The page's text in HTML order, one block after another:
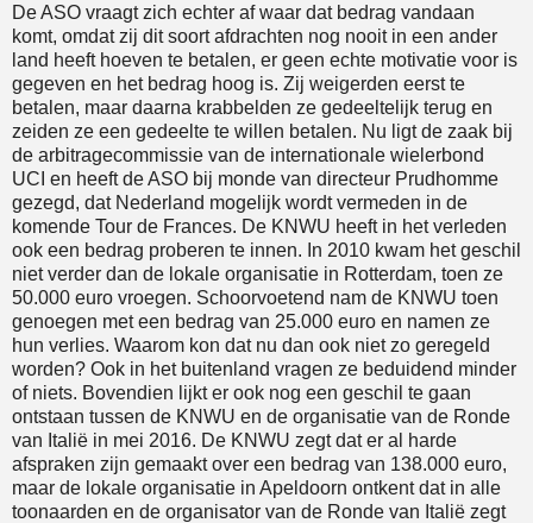
De ASO vraagt zich echter af waar dat bedrag vandaan
komt, omdat zij dit soort afdrachten nog nooit in een ander
land heeft hoeven te betalen, er geen echte motivatie voor is
gegeven en het bedrag hoog is. Zij weigerden eerst te
betalen, maar daarna krabbelden ze gedeeltelijk terug en
zeiden ze een gedeelte te willen betalen. Nu ligt de zaak bij
de arbitragecommissie van de internationale wielerbond
UCI en heeft de ASO bij monde van directeur Prudhomme
gezegd, dat Nederland mogelijk wordt vermeden in de
komende Tour de Frances. De KNWU heeft in het verleden
ook een bedrag proberen te innen. In 2010 kwam het geschil
niet verder dan de lokale organisatie in Rotterdam, toen ze
50.000 euro vroegen. Schoorvoetend nam de KNWU toen
genoegen met een bedrag van 25.000 euro en namen ze
hun verlies. Waarom kon dat nu dan ook niet zo geregeld
worden? Ook in het buitenland vragen ze beduidend minder
of niets. Bovendien lijkt er ook nog een geschil te gaan
ontstaan tussen de KNWU en de organisatie van de Ronde
van Italië in mei 2016. De KNWU zegt dat er al harde
afspraken zijn gemaakt over een bedrag van 138.000 euro,
maar de lokale organisatie in Apeldoorn ontkent dat in alle
toonaarden en de organisator van de Ronde van Italië zegt